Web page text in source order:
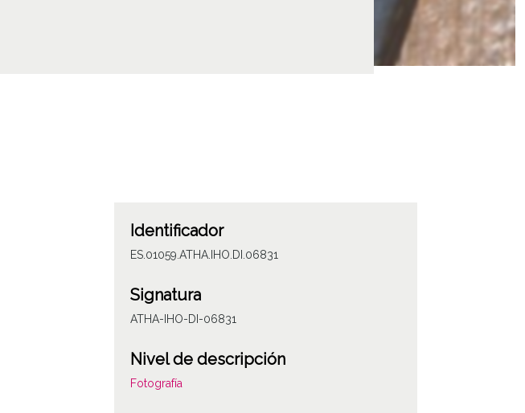
Identificador
ES.01059.ATHA.IHO.DI.06831
Signatura
ATHA-IHO-DI-06831
Nivel de descripción
Fotografía